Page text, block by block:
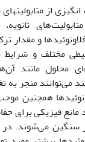
از
و مقدار
مختلف و
محلول مانند
می‌توانند منجر به
فلاونوئیدها
مانع فیزیکی برای
سنگین می‌شوند.